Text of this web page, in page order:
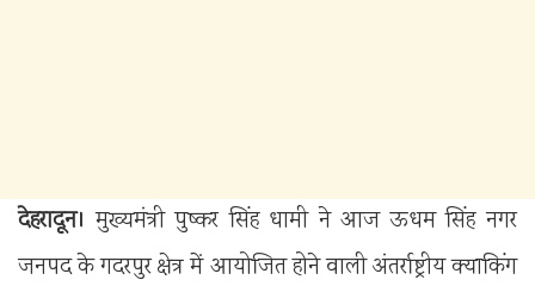
देहरादून। मुख्यमंत्री पुष्कर सिंह धामी ने आज ऊधम सिंह नगर
जनपद के गदरपुर क्षेत्र में आयोजित होने वाली अंतर्राष्ट्रीय क्याकिंग